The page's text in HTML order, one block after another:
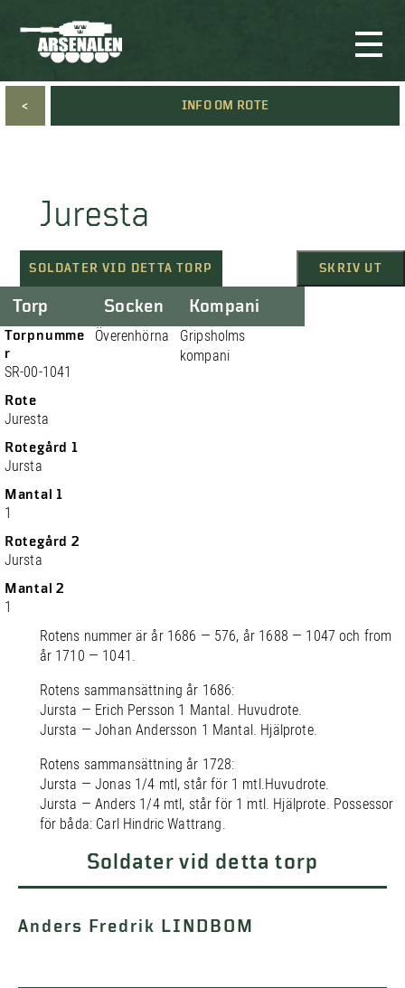
< INFO OM ROTE
Juresta
SOLDATER VID DETTA TORP SKRIV UT
Torp
Torpnumme
r
SR-00-1041
Rote
Juresta
Rotegård 1
Jursta
Mantal 1
1
Rotegård 2
Jursta
Mantal 2
1
Socken
Överenhörna
Kompani
Gripsholms
kompani
Rotens nummer är år 1686 — 576, år 1688 — 1047 och from
år 1710 — 1041.
Rotens sammansättning år 1686:
Jursta — Erich Persson 1 Mantal. Huvudrote.
Jursta — Johan Andersson 1 Mantal. Hjälprote.
Rotens sammansättning år 1728:
Jursta — Jonas 1/4 mtl, står för 1 mtl.Huvudrote.
Jursta — Anders 1/4 mtl, står för 1 mtl. Hjälprote. Possessor
för båda: Carl Hindric Wattrang.
Soldater vid detta torp
Anders Fredrik LINDBOM